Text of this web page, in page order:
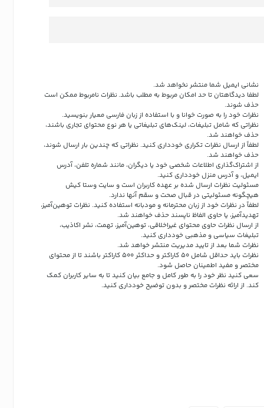
نشانی ایمیل شما منتشر نخواهد شد.
لطفا دیدگاهتان تا حد امکان مربوط به مطلب باشد. نظرات نامربوط ممکن است
حذف شوند.
نظرات خود را به صورت خوانا و با استفاده از زبان فارسی معیار بنویسید.
نظراتی که شامل تبلیغات، لینک‌های تبلیغاتی یا هر نوع محتوای تجاری باشند،
حذف خواهند شد.
لطفاً از ارسال نظرات تکراری خودداری کنید. نظراتی که چندین بار ارسال شوند،
حذف خواهند شد.
از اشتراک‌گذاری اطلاعات شخصی خود یا دیگران، مانند شماره تلفن، آدرس
ایمیل، و آدرس منزل خودداری کنید.
مسئولیت نظرات ارسال شده بر عهده کاربران است و سایت وستا کیش
هیچگونه مسئولیتی در قبال صحت و سقم آنها ندارد.
لطفاً در نظرات خود از زبان محترمانه و مودبانه استفاده کنید. نظرات توهین‌آمیز،
تهدیدآمیز، یا حاوی الفاظ ناپسند حذف خواهند شد.
از ارسال نظرات حاوی محتوای غیراخلاقی، توهین‌آمیز، تهمت، نشر اکاذیب،
تبلیغات سیاسی و مذهبی خودداری کنید.
نظرات شما بعد از تایید مدیریت منتشر خواهد شد.
نظرات باید حداقل شامل 50 کاراکتر و حداکثر 500 کاراکتر باشند تا از محتوای
مختصر و مفید اطمینان حاصل شود.
سعی کنید نظر خود را به طور کامل و جامع بیان کنید تا به سایر کاربران کمک
کند. از ارائه نظرات مختصر و بدون توضیح خودداری کنید.